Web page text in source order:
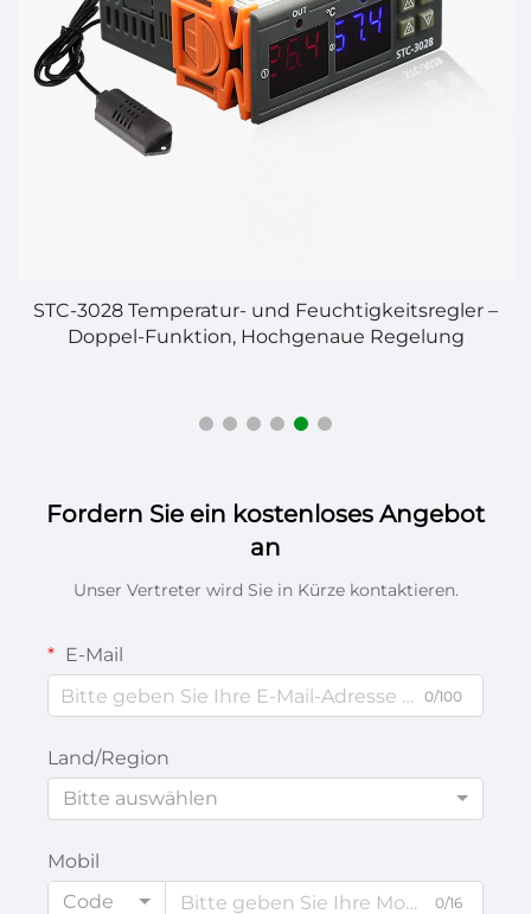
STC-3028 Temperatur- und Feuchtigkeitsregler –
Doppel-Funktion, Hochgenaue Regelung
Fordern Sie ein kostenloses Angebot
an
Unser Vertreter wird Sie in Kürze kontaktieren.
E-Mail
0/100
Land/Region
Bitte auswählen
Mobil
Code
0/16